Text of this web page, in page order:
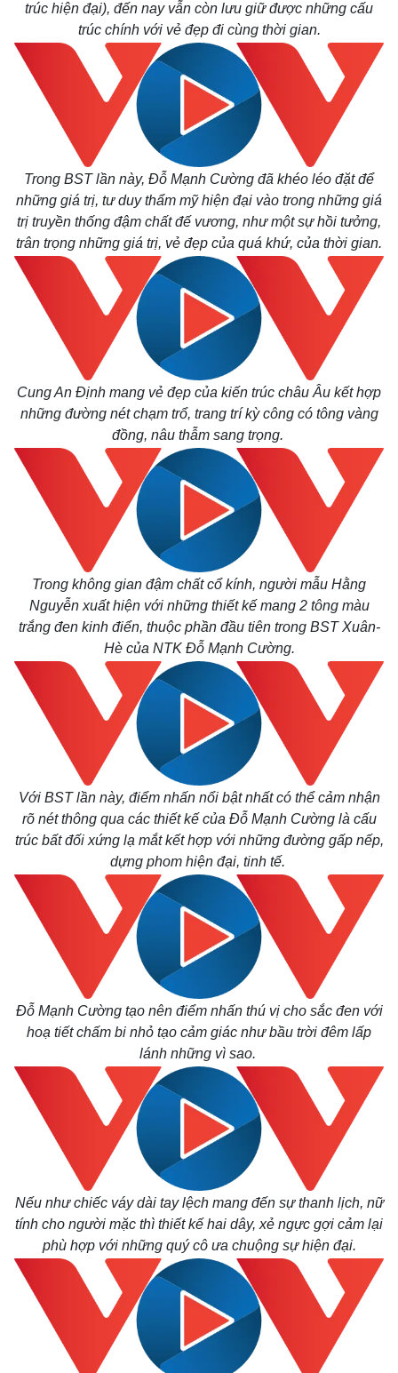
Thế giới
Quan sát
Cuộc sống đó đây
Hồ sơ
Multimedia
Video
Ảnh
E-Magazine
Infographic
Kinh tế
Bất động sản
Khởi nghiệp
Thị trường
Giá vàng
Tiêu dùng
Chứng khoán
Giá cà phê
trúc hiện đại), đến nay vẫn còn lưu giữ được những cấu
trúc chính với vẻ đẹp đi cùng thời gian.
Trong BST lần này, Đỗ Mạnh Cường đã khéo léo đặt để
những giá trị, tư duy thẩm mỹ hiện đại vào trong những giá
trị truyền thống đậm chất đế vương, như một sự hồi tưởng,
trân trọng những giá trị, vẻ đẹp của quá khứ, của thời gian.
Cung An Định mang vẻ đẹp của kiến trúc châu Âu kết hợp
những đường nét chạm trổ, trang trí kỳ công có tông vàng
đồng, nâu thẫm sang trọng.
Trong không gian đậm chất cổ kính, người mẫu Hằng
Nguyễn xuất hiện với những thiết kế mang 2 tông màu
trắng đen kinh điển, thuộc phần đầu tiên trong BST Xuân-
Hè của NTK Đỗ Mạnh Cường.
Với BST lần này, điểm nhấn nổi bật nhất có thể cảm nhận
rõ nét thông qua các thiết kế của Đỗ Mạnh Cường là cấu
trúc bất đối xứng lạ mắt kết hợp với những đường gấp nếp,
dựng phom hiện đại, tinh tế.
Đỗ Mạnh Cường tạo nên điểm nhấn thú vị cho sắc đen với
hoạ tiết chấm bi nhỏ tạo cảm giác như bầu trời đêm lấp
lánh những vì sao.
Nếu như chiếc váy dài tay lệch mang đến sự thanh lịch, nữ
tính cho người mặc thì thiết kế hai dây, xẻ ngực gợi cảm lại
phù hợp với những quý cô ưa chuộng sự hiện đại.